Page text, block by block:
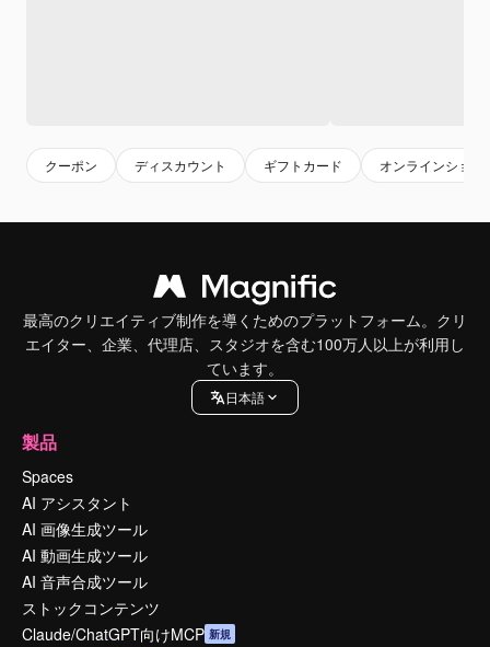
クーポン ディスカウント ギフトカード オンラインショッ
最高のクリエイティブ制作を導くためのプラットフォーム。クリ
エイター、企業、代理店、スタジオを含む100万人以上が利用し
ています。
日本語
製品
Spaces
AI アシスタント
AI 画像生成ツール
AI 動画生成ツール
AI 音声合成ツール
ストックコンテンツ
Claude/ChatGPT向けMCP 新規